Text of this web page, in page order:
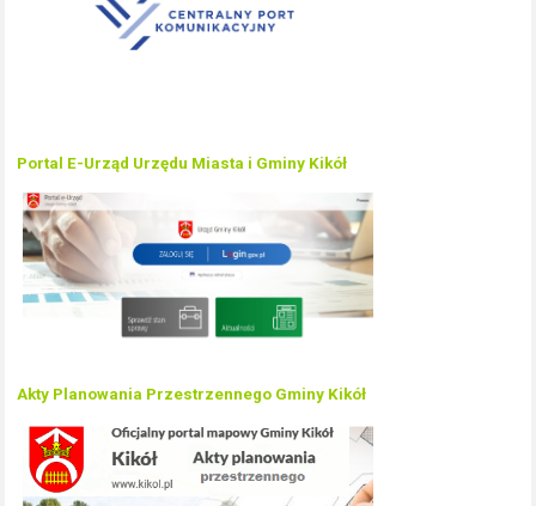
Portal E-Urząd Urzędu Miasta i Gminy Kikół
Akty Planowania Przestrzennego Gminy Kikół